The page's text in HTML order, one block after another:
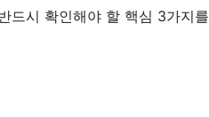
드시 확인해야 할 핵심 3가지를